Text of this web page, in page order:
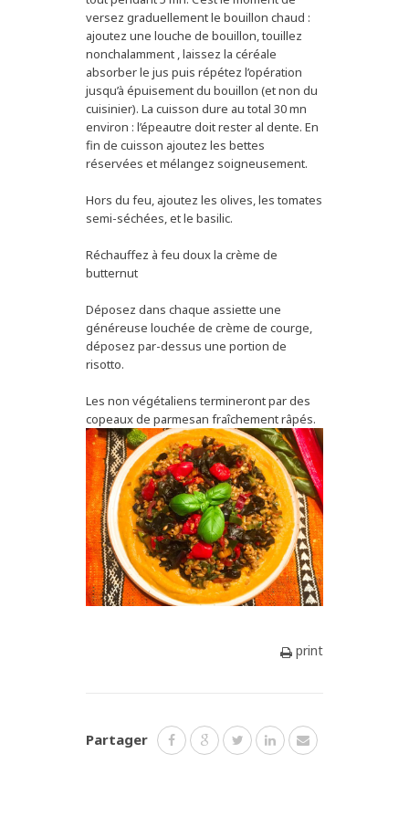
versez graduellement le bouillon chaud :
ajoutez une louche de bouillon, touillez
nonchalamment , laissez la céréale
absorber le jus puis répétez l’opération
jusqu’à épuisement du bouillon (et non du
cuisinier). La cuisson dure au total 30 mn
environ : l’épeautre doit rester al dente. En
fin de cuisson ajoutez les bettes
réservées et mélangez soigneusement.
Hors du feu, ajoutez les olives, les tomates
semi-séchées, et le basilic.
Réchauffez à feu doux la crème de
butternut
Déposez dans chaque assiette une
généreuse louchée de crème de courge,
déposez par-dessus une portion de
risotto.
Les non végétaliens termineront par des
copeaux de parmesan fraîchement râpés.
print
Partager